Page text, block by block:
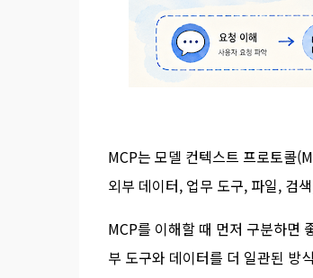
MCP는 모델 컨텍스트 프로토콜
외부 데이터, 업무 도구, 파일, 검
MCP를 이해할 때 먼저 구분하면
부 도구와 데이터를 더 일관된 방